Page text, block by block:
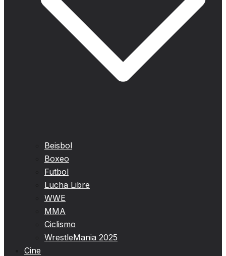
Beisbol
Boxeo
Futbol
Lucha Libre
WWE
MMA
Ciclismo
WrestleMania 2025
Cine